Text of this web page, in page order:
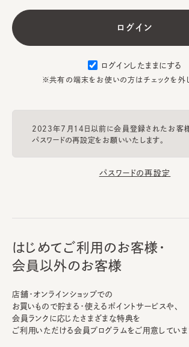
ログインしたままにする
※共有の端末をお使いの方はチェックを外
2023年7月14日以前に会員登録されたお客
パスワードの再設定をお願いいたします。
パスワードの再設定
はじめてご利用のお客様・
会員以外のお客様
店舗・オンラインショップでの
お買いもので貯まる・使えるポイントサービスや、
会員ランクに応じたさまざまな特典を
ご利用いただける会員プログラムをご用意していま